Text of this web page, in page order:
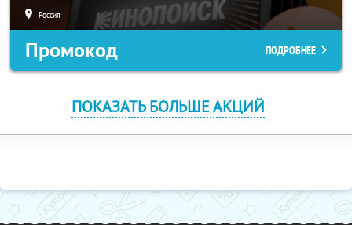
Россия
Промокод ПОДРОБНЕЕ
ПОКАЗАТЬ БОЛЬШЕ АКЦИЙ